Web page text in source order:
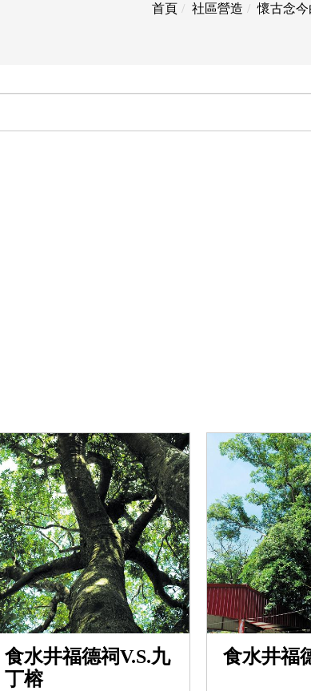
首頁 社區營造 懷古念
食水井福德祠V.S.九
丁榕
食水井福